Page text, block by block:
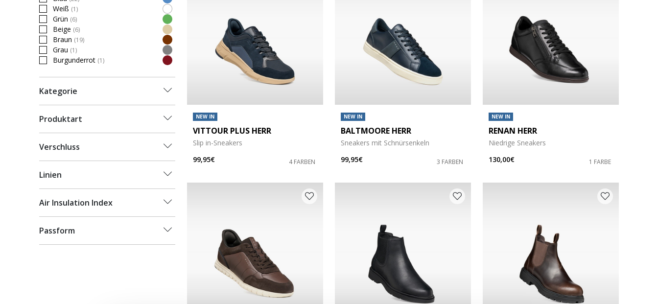
Refine by Farbe: Blau
Weiß (1)
Refine by Farbe: Weiß
Grün (6)
Refine by Farbe: Grün
Beige (6)
Refine by Farbe: Beige
Braun (19)
Refine by Farbe: Braun
Grau (1)
Refine by Farbe: Grau
Burgunderrot (1)
Refine by Farbe: Burgunderrot
Kategorie
Produktart
Verschluss
Linien
Air Insulation Index
Passform
NEW IN
VITTOUR PLUS HERR
Slip in-Sneakers
99,95€
4 FARBEN
NEW IN
BALTMOORE HERR
Sneakers mit Schnürsenkeln
99,95€
3 FARBEN
NEW IN
RENAN HERR
Niedrige Sneakers
130,00€
1 FARBE